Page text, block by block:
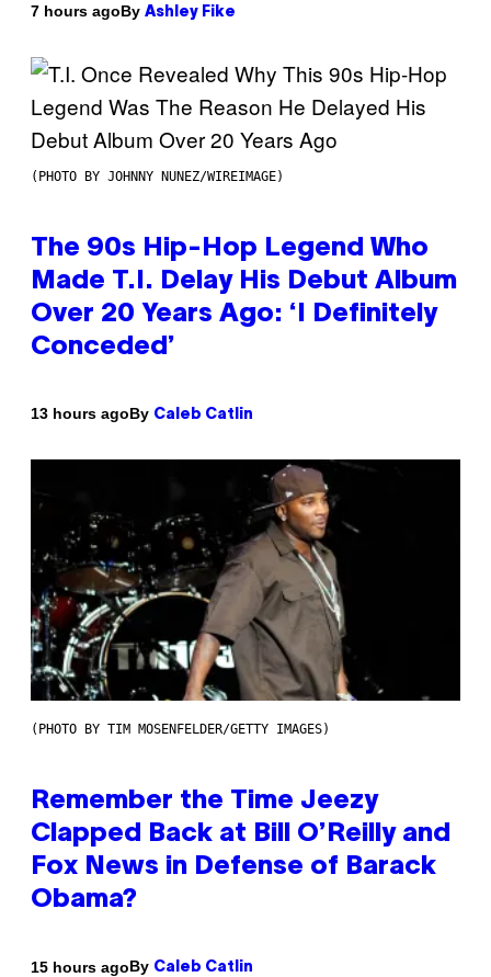
7 hours agoBy Ashley Fike
(PHOTO BY JOHNNY NUNEZ/WIREIMAGE)
The 90s Hip-Hop Legend Who
Made T.I. Delay His Debut Album
Over 20 Years Ago: ‘I Definitely
Conceded’
13 hours agoBy Caleb Catlin
(PHOTO BY TIM MOSENFELDER/GETTY IMAGES)
Remember the Time Jeezy
Clapped Back at Bill O’Reilly and
Fox News in Defense of Barack
Obama?
15 hours agoBy Caleb Catlin